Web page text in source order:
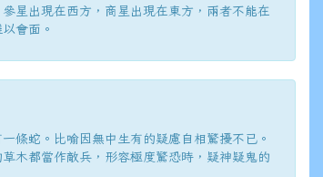
星出現在西方，商星出現在東方，兩者不能在
會面。
條蛇。比喻因無中生有的疑慮自相驚擾不已。
草木都當作敵兵，形容極度驚恐時，疑神疑鬼的